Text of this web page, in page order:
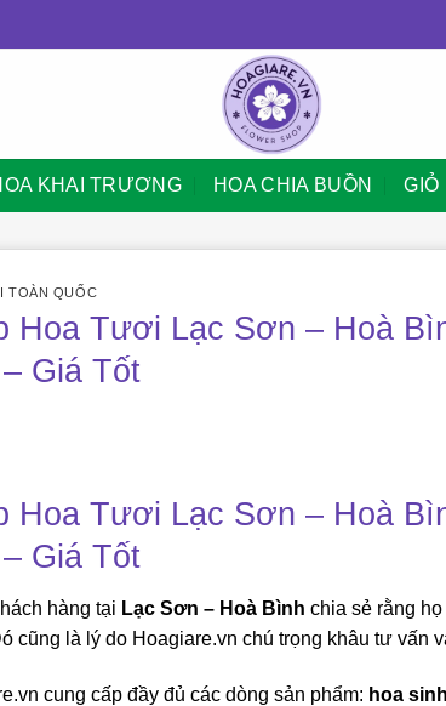
KHAI TRƯƠNG HOA CHIA BUỒN GIỎ
TOÀN QUỐC
Hoa Tươi Lạc Sơn – Hoà
Giá Tốt
Hoa Tươi Lạc Sơn – Hoà
Giá Tốt
hàng tại Lạc Sơn – Hoà Bình chia sẻ rằng
cũng là lý do Hoagiare.vn chú trọng khâu tư vấn
cung cấp đầy đủ các dòng sản phẩm: hoa